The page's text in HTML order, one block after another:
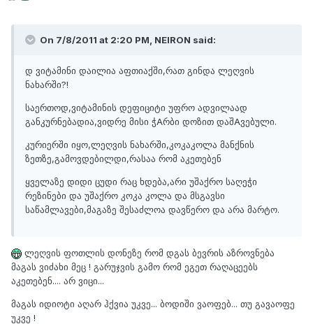
On 7/8/2011 at 2:20 PM, NEIRON said:
დ ვიტამინი დაილია აფთიაქში,რათ გინდა ლეღვის
ნახარში?!
საერთოდ,ვიტამინის დეფიციტი უფრო ადვილაად
განკურნებადია,ვიდრე მისი ჭAრბი დოზით დაშAვებული.
კურიერში იყო,ლეღვის ნახარში,კოკაკოლა მანქნის
ზეთზე,გამოვდებილდი,რასაა რომ აკეთებენ
ყველაზე დიდი ცუდი რაც ხდება,არი უშაქრო საღეჭი
რეზინები და უშაქრო კოკა კოლა და მსგავსი
საწამლავები,მაგაზე შესაძლოა დავწერო და არა მარტო.
ლეღვის ფოთლის დონეზე რომ დგას ბევრის აზროვნება
მაგას ვიძახი მეც ! გარუჯვის გამო რომ ეგეთ რაღაცეებს
აკეთებენ.... არ ვიცი...
მაგას იდიოტი აღარ ჰქვია უკვე... ბოდიში ვაოფებ... თუ გავაოფე
უკვე !